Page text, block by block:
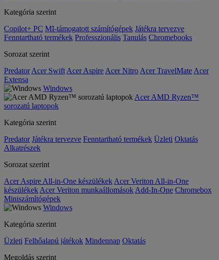
Kategória szerint
Copilot+ PC MI-támogatott számítógépek Játékra tervezve
Fenntartható termékek Professzionális Tanulás Chromebooks
Sorozat szerint
Predator Acer Swift Acer Aspire Acer Nitro Acer TravelMate Acer
Extensa
Windows
Acer AMD Ryzen™
sorozatú laptopok
Kategória szerint
Predator Játékra tervezve Fenntartható termékek Üzleti Oktatás
Alkatrészek
Sorozat szerint
Acer Aspire All-in-One készülékek Acer Veriton All-in-One
készülékek Acer Veriton munkaállomások Add-In-One Chromebox
Miniszámítógépek
Windows
Kategória szerint
Üzleti Felhőalapú játékok Mindennap Oktatás
Megoldás szerint